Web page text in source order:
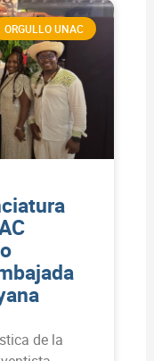
ORGULLO UNAC
de la